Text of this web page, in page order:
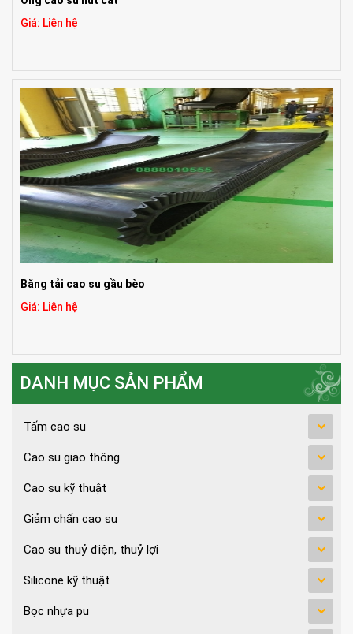
Giá: Liên hệ
Băng tải cao su gầu bèo
Giá: Liên hệ
DANH MỤC SẢN PHẨM
Tấm cao su
Cao su giao thông
Cao su kỹ thuật
Giảm chấn cao su
Cao su thuỷ điện, thuỷ lợi
Silicone kỹ thuật
Bọc nhựa pu